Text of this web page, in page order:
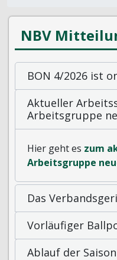
NBV
BON 4/2026 ist
Aktueller
Arbeitsgruppe
Hier geht es zum
Arbeitsgruppe
Das
Vorläufiger
Ablauf der